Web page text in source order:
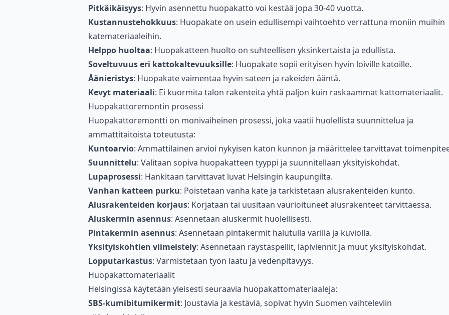
Pitkäikäisyys: Hyvin asennettu huopakatto voi kestää jopa 30-40 vuotta.
Kustannustehokkuus: Huopakate on usein edullisempi vaihtoehto verrattuna moniin muihin
katemateriaaleihin.
Helppo huoltaa: Huopakatteen huolto on suhteellisen yksinkertaista ja edullista.
Soveltuvuus eri kattokaltevuuksille: Huopakate sopii erityisen hyvin loiville katoille.
Äänieristys: Huopakate vaimentaa hyvin sateen ja rakeiden ääntä.
Kevyt materiaali: Ei kuormita talon rakenteita yhtä paljon kuin raskaammat kattomateriaalit.
Huopakattoremontin prosessi
Huopakattoremontti on monivaiheinen prosessi, joka vaatii huolellista suunnittelua ja
ammattitaitoista toteutusta:
Kuntoarvio: Ammattilainen arvioi nykyisen katon kunnon ja määrittelee tarvittavat
Suunnittelu: Valitaan sopiva huopakatteen tyyppi ja suunnitellaan yksityiskohdat.
Lupaprosessi: Hankitaan tarvittavat luvat Helsingin kaupungilta.
Vanhan katteen purku: Poistetaan vanha kate ja tarkistetaan alusrakenteiden kunto.
Alusrakenteiden korjaus: Korjataan tai uusitaan vaurioituneet alusrakenteet tarvittaessa.
Aluskermin asennus: Asennetaan aluskermit huolellisesti.
Pintakermin asennus: Asennetaan pintakermit halutulla värillä ja kuviolla.
Yksityiskohtien viimeistely: Asennetaan räystäspellit, läpiviennit ja muut yksityiskohdat.
Lopputarkastus: Varmistetaan työn laatu ja vedenpitävyys.
Huopakattomateriaalit
Helsingissä käytetään yleisesti seuraavia huopakattomateriaaleja:
SBS-kumibitumikermit: Joustavia ja kestäviä, sopivat hyvin Suomen vaihteleviin